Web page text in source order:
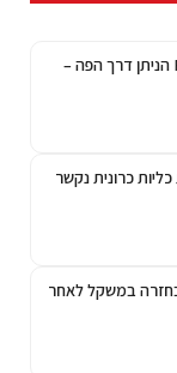
מחקר מבוקר־פלצבו במעכב PCSK9 הניתן דרך הפה –
כרונית נקשר
במשקל לאחר